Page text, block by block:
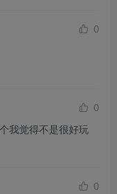
0
0
我觉得不是很好玩
0